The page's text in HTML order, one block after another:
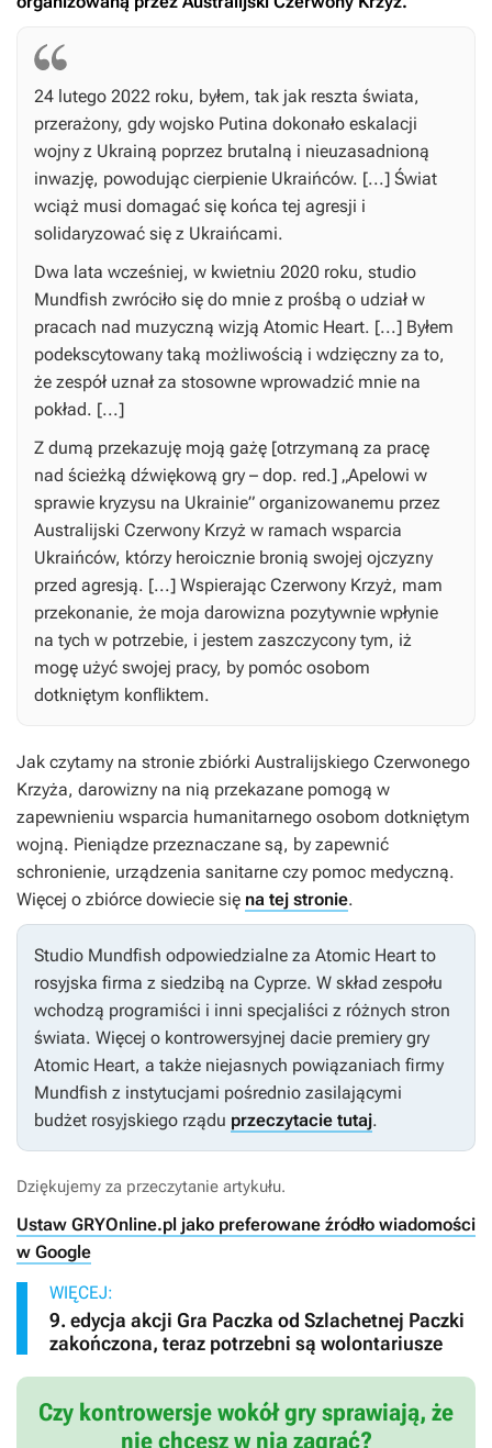
24 lutego 2022 roku, byłem, tak jak reszta świata,
przerażony, gdy wojsko Putina dokonało eskalacji
wojny z Ukrainą poprzez brutalną i nieuzasadnioną
inwazję, powodując cierpienie Ukraińców. [...] Świat
wciąż musi domagać się końca tej agresji i
solidaryzować się z Ukraińcami.
Dwa lata wcześniej, w kwietniu 2020 roku, studio
Mundfish zwróciło się do mnie z prośbą o udział w
pracach nad muzyczną wizją Atomic Heart. [...] Byłem
podekscytowany taką możliwością i wdzięczny za to,
że zespół uznał za stosowne wprowadzić mnie na
pokład. [...]
Z dumą przekazuję moją gażę [otrzymaną za pracę
nad ścieżką dźwiękową gry – dop. red.] „Apelowi w
sprawie kryzysu na Ukrainie” organizowanemu przez
Australijski Czerwony Krzyż w ramach wsparcia
Ukraińców, którzy heroicznie bronią swojej ojczyzny
przed agresją. [...] Wspierając Czerwony Krzyż, mam
przekonanie, że moja darowizna pozytywnie wpłynie
na tych w potrzebie, i jestem zaszczycony tym, iż
mogę użyć swojej pracy, by pomóc osobom
dotkniętym konfliktem.
Jak czytamy na stronie zbiórki Australijskiego Czerwonego
Krzyża, darowizny na nią przekazane pomogą w
zapewnieniu wsparcia humanitarnego osobom dotkniętym
wojną. Pieniądze przeznaczane są, by zapewnić
schronienie, urządzenia sanitarne czy pomoc medyczną.
Więcej o zbiórce dowiecie się na tej stronie.
Studio Mundfish odpowiedzialne za Atomic Heart to
rosyjska firma z siedzibą na Cyprze. W skład zespołu
wchodzą programiści i inni specjaliści z różnych stron
świata. Więcej o kontrowersyjnej dacie premiery gry
Atomic Heart, a także niejasnych powiązaniach firmy
Mundfish z instytucjami pośrednio zasilającymi
budżet rosyjskiego rządu przeczytacie tutaj.
Dziękujemy za przeczytanie artykułu.
Ustaw GRYOnline.pl jako preferowane źródło wiadomości
w Google
WIĘCEJ:
9. edycja akcji Gra Paczka od Szlachetnej Paczki
zakończona, teraz potrzebni są wolontariusze
Czy kontrowersje wokół gry sprawiają, że
nie chcesz w nią zagrać?